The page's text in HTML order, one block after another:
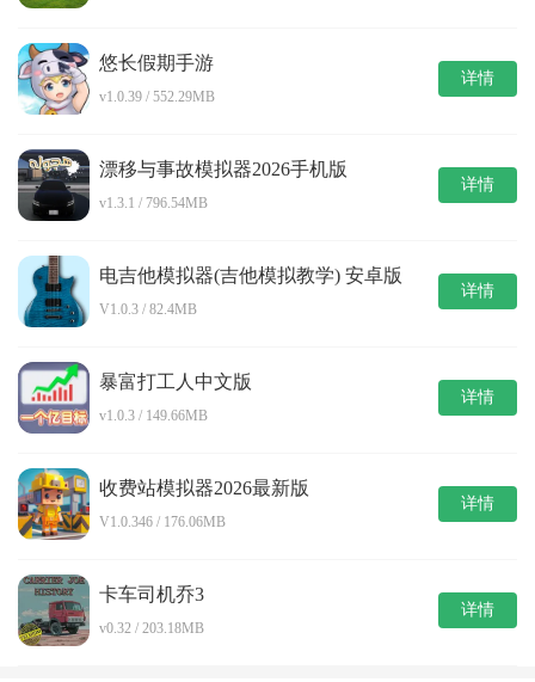
悠长假期手游
v1.0.39 / 552.29MB
详情
漂移与事故模拟器2026手机版
v1.3.1 / 796.54MB
详情
电吉他模拟器(吉他模拟教学) 安卓版
V1.0.3 / 82.4MB
详情
暴富打工人中文版
v1.0.3 / 149.66MB
详情
收费站模拟器2026最新版
V1.0.346 / 176.06MB
详情
卡车司机乔3
v0.32 / 203.18MB
详情